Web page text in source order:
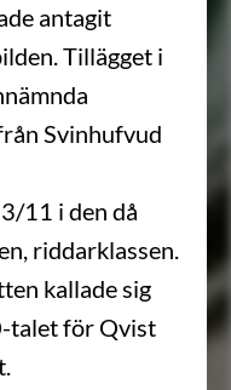
antagit
Tillägget i
Svinhufvud
11 i den då
riddarklassen.
kallade sig
talet för Qvist